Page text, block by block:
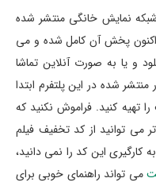
نمایش خانگی منتشر شده
دارد و هم اکنون پخش آن کامل شده و می
و یا به صورت آنلاین تماشا
شده در این پلتفرم ابتدا
تهیه کنید. فراموش نکنید که
می توانید از کد تخفیف فیلم
کارگیری این کد را نمی دانید،
می تواند راهنمای خوبی برای